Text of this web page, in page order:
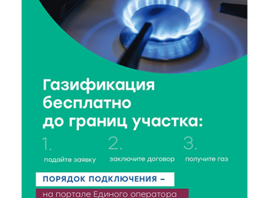
реставрация фасада исторической
Крестовоздвиженской церкви
124
День арбуза отметили ребята в Андреапольском
Доме культуры
7 Авг 2026 17:02 179
Названы первые победители программы «Земский
работник культуры» в Тверской области
7 Авг 2026 16:32 317